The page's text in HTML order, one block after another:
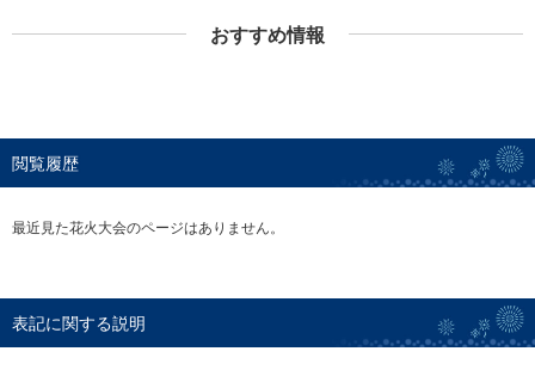
おすすめ情報
閲覧履歴
最近見た花火大会のページはありません。
表記に関する説明